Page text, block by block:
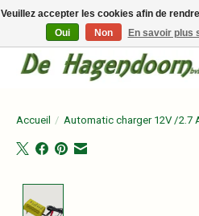
Persoonlijk advies en betrouwbare
Accueil / Automatic charger 12V /2.7
Veuillez accepter les cookies afin de
Oui
Non En savoir plus